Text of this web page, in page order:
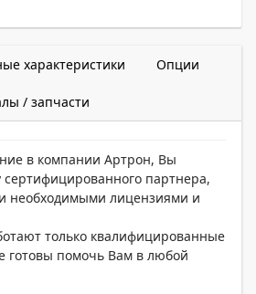
характеристики Опции
/ запчасти
в компании Артрон, Вы
сертифицированного партнера,
необходимыми лицензиями и
только квалифицированные
готовы помочь Вам в любой